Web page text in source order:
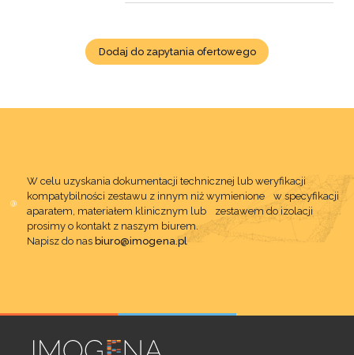
Dodaj do zapytania ofertowego
W celu uzyskania dokumentacji technicznej lub weryfikacji
kompatybilności zestawu z innym niż wymienione w specyfikacji
aparatem, materiałem klinicznym lub zestawem do izolacji
prosimy o kontakt z naszym biurem.
Napisz do nas biuro@imogena.pl